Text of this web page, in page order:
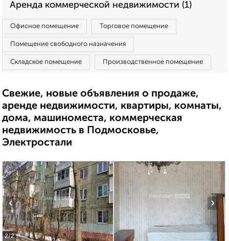
Аренда коммерческой недвижимости (1)
Офисное помещение Торговое помещение
Помещение свободного назначения
Складское помещение Производственное помещение
Свежие, новые объявления о продаже,
аренде недвижимости, квартиры, комнаты,
дома, машиноместа, коммерческая
недвижимость в Подмосковье,
Электростали
2/2
‹ ›